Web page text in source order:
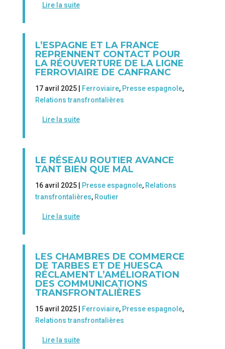
Lire la suite
L’ESPAGNE ET LA FRANCE
REPRENNENT CONTACT POUR
LA RÉOUVERTURE DE LA LIGNE
FERROVIAIRE DE CANFRANC
17 avril 2025 | Ferroviaire, Presse espagnole,
Relations transfrontalières
Lire la suite
LE RÉSEAU ROUTIER AVANCE
TANT BIEN QUE MAL
16 avril 2025 | Presse espagnole, Relations
transfrontalières, Routier
Lire la suite
LES CHAMBRES DE COMMERCE
DE TARBES ET DE HUESCA
RÉCLAMENT L’AMÉLIORATION
DES COMMUNICATIONS
TRANSFRONTALIÈRES
15 avril 2025 | Ferroviaire, Presse espagnole,
Relations transfrontalières
Lire la suite